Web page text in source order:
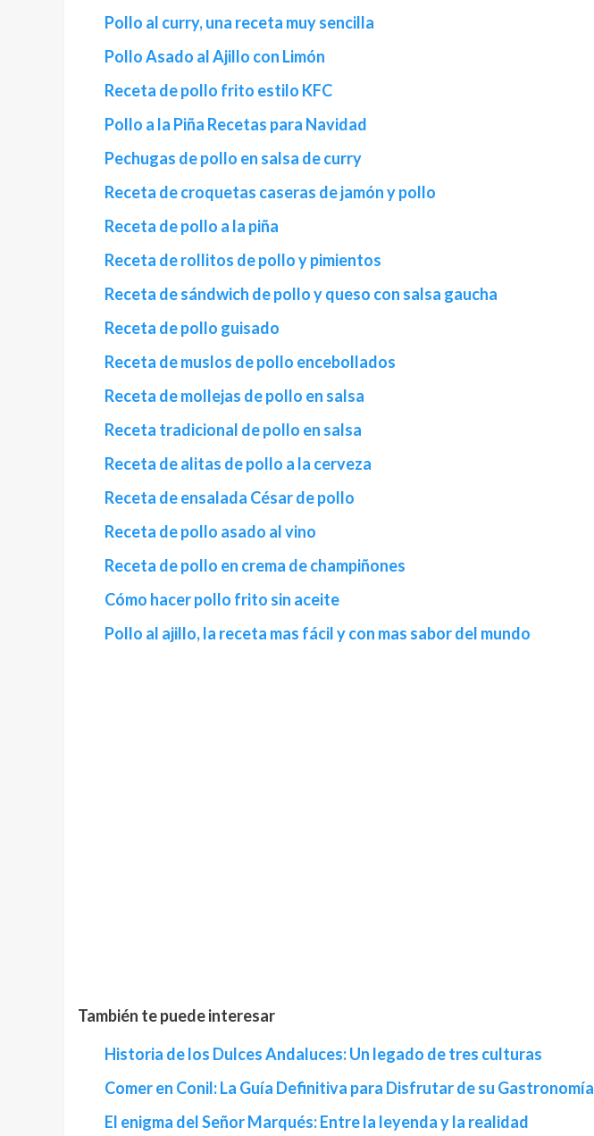
Pollo al curry, una receta muy sencilla
Pollo Asado al Ajillo con Limón
Receta de pollo frito estilo KFC
Pollo a la Piña Recetas para Navidad
Pechugas de pollo en salsa de curry
Receta de croquetas caseras de jamón y pollo
Receta de pollo a la piña
Receta de rollitos de pollo y pimientos
Receta de sándwich de pollo y queso con salsa gaucha
Receta de pollo guisado
Receta de muslos de pollo encebollados
Receta de mollejas de pollo en salsa
Receta tradicional de pollo en salsa
Receta de alitas de pollo a la cerveza
Receta de ensalada César de pollo
Receta de pollo asado al vino
Receta de pollo en crema de champiñones
Cómo hacer pollo frito sin aceite
Pollo al ajillo, la receta mas fácil y con mas sabor del mundo
También te puede interesar
Historia de los Dulces Andaluces: Un legado de tres culturas
Comer en Conil: La Guía Definitiva para Disfrutar de su Gastronomía
El enigma del Señor Marqués: Entre la leyenda y la realidad